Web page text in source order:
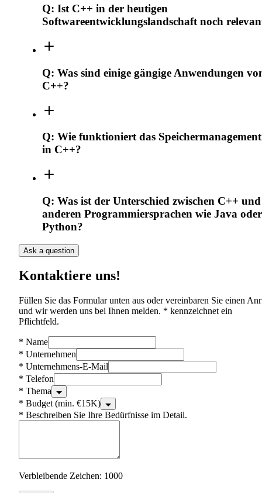
Q: Ist C++ in der heutigen
Softwareentwicklungslandschaft noch
Q: Was sind einige gängige Anwendungen
C++?
Q: Wie funktioniert das Speichermanagement
in C++?
Q: Was ist der Unterschied zwischen C++ und
anderen Programmiersprachen wie Java oder
Python?
Ask a question
Kontaktiere uns!
Füllen Sie das Formular unten aus oder vereinbaren Sie einen
und wir werden uns bei Ihnen melden. * kennzeichnet ein
Pflichtfeld.
* Name
* Unternehmen
* Unternehmens-E-Mail
* Telefon
* Thema
* Budget (min. €15K)
* Beschreiben Sie Ihre Bedürfnisse im Detail.
Verbleibende Zeichen: 1000